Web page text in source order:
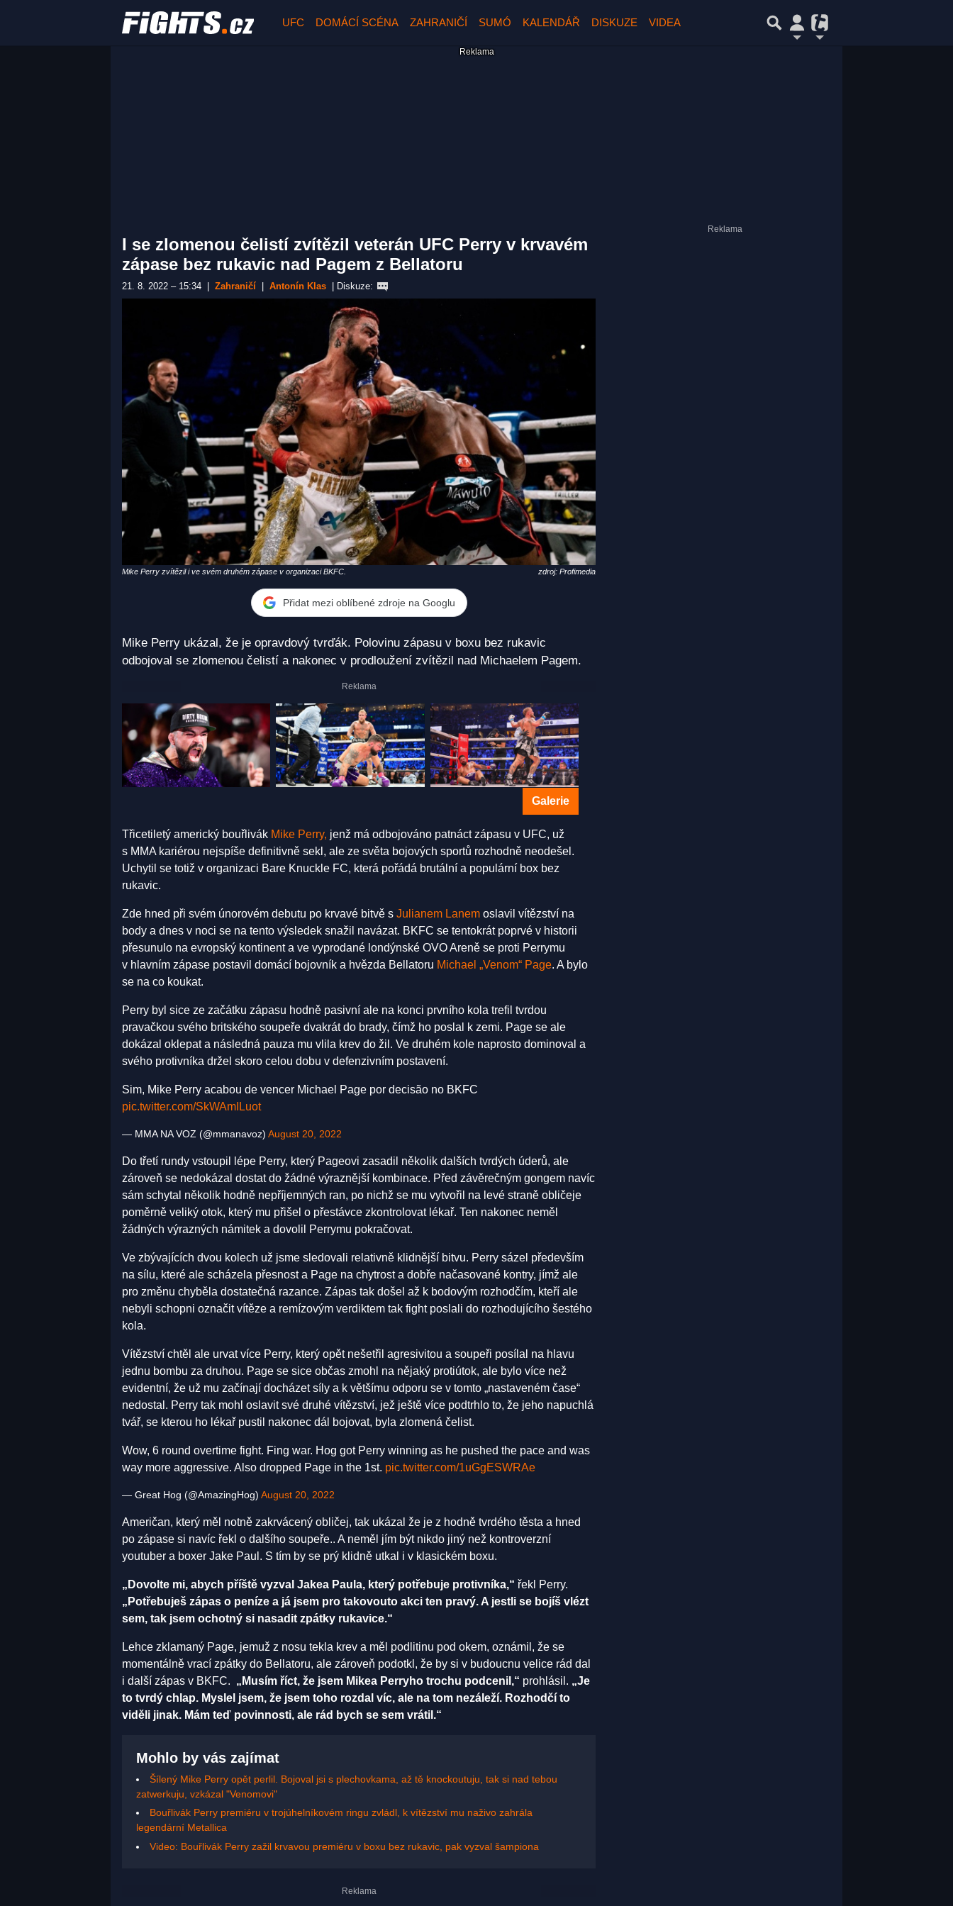
UFC DOMÁCÍ SCÉNA ZAHRANIČÍ SUMÓ KALENDÁŘ DISKUZE VIDEA
I se zlomenou čelistí zvítězil veterán UFC Perry v krvavém
zápase bez rukavic nad Pagem z Bellatoru
21. 8. 2022 – 15:34 Zahraničí Antonín Klas Diskuze:
Mike Perry zvítězil i ve svém druhém zápase v organizaci BKFC. zdroj: Profimedia
Přidat mezi oblíbené zdroje na Googlu
Mike Perry ukázal, že je opravdový tvrďák. Polovinu zápasu v boxu bez rukavic
odbojoval se zlomenou čelistí a nakonec v prodloužení zvítězil nad Michaelem Pagem.
Galerie
Třicetiletý americký bouřlivák Mike Perry, jenž má odbojováno patnáct zápasu v UFC, už
s MMA kariérou nejspíše definitivně sekl, ale ze světa bojových sportů rozhodně neodešel.
Uchytil se totiž v organizaci Bare Knuckle FC, která pořádá brutální a populární box bez
rukavic.
Zde hned při svém únorovém debutu po krvavé bitvě s Julianem Lanem oslavil vítězství na
body a dnes v noci se na tento výsledek snažil navázat. BKFC se tentokrát poprvé v historii
přesunulo na evropský kontinent a ve vyprodané londýnské OVO Areně se proti Perrymu
v hlavním zápase postavil domácí bojovník a hvězda Bellatoru Michael „Venom“ Page. A bylo
se na co koukat.
Perry byl sice ze začátku zápasu hodně pasivní ale na konci prvního kola trefil tvrdou
pravačkou svého britského soupeře dvakrát do brady, čímž ho poslal k zemi. Page se ale
dokázal oklepat a následná pauza mu vlila krev do žil. Ve druhém kole naprosto dominoval a
svého protivníka držel skoro celou dobu v defenzivním postavení.
Sim, Mike Perry acabou de vencer Michael Page por decisão no BKFC
pic.twitter.com/SkWAmILuot
— MMA NA VOZ (@mmanavoz) August 20, 2022
Do třetí rundy vstoupil lépe Perry, který Pageovi zasadil několik dalších tvrdých úderů, ale
zároveň se nedokázal dostat do žádné výraznější kombinace. Před závěrečným gongem navíc
sám schytal několik hodně nepříjemných ran, po nichž se mu vytvořil na levé straně obličeje
poměrně veliký otok, který mu přišel o přestávce zkontrolovat lékař. Ten nakonec neměl
žádných výrazných námitek a dovolil Perrymu pokračovat.
Ve zbývajících dvou kolech už jsme sledovali relativně klidnější bitvu. Perry sázel především
na sílu, které ale scházela přesnost a Page na chytrost a dobře načasované kontry, jímž ale
pro změnu chyběla dostatečná razance. Zápas tak došel až k bodovým rozhodčím, kteří ale
nebyli schopni označit vítěze a remízovým verdiktem tak fight poslali do rozhodujícího šestého
kola.
Vítězství chtěl ale urvat více Perry, který opět nešetřil agresivitou a soupeři posílal na hlavu
jednu bombu za druhou. Page se sice občas zmohl na nějaký protiútok, ale bylo více než
evidentní, že už mu začínají docházet síly a k většímu odporu se v tomto „nastaveném čase“
nedostal. Perry tak mohl oslavit své druhé vítězství, jež ještě více podtrhlo to, že jeho napuchlá
tvář, se kterou ho lékař pustil nakonec dál bojovat, byla zlomená čelist.
Wow, 6 round overtime fight. Fing war. Hog got Perry winning as he pushed the pace and was
way more aggressive. Also dropped Page in the 1st. pic.twitter.com/1uGgESWRAe
— Great Hog (@AmazingHog) August 20, 2022
Američan, který měl notně zakrvácený obličej, tak ukázal že je z hodně tvrdého těsta a hned
po zápase si navíc řekl o dalšího soupeře.. A neměl jím být nikdo jiný než kontroverzní
youtuber a boxer Jake Paul. S tím by se prý klidně utkal i v klasickém boxu.
„Dovolte mi, abych příště vyzval Jakea Paula, který potřebuje protivníka,“ řekl Perry.
„Potřebuješ zápas o peníze a já jsem pro takovouto akci ten pravý. A jestli se bojíš vlézt
sem, tak jsem ochotný si nasadit zpátky rukavice.“
Lehce zklamaný Page, jemuž z nosu tekla krev a měl podlitinu pod okem, oznámil, že se
momentálně vrací zpátky do Bellatoru, ale zároveň podotkl, že by si v budoucnu velice rád dal
i další zápas v BKFC. „Musím říct, že jsem Mikea Perryho trochu podcenil,“ prohlásil. „Je
to tvrdý chlap. Myslel jsem, že jsem toho rozdal víc, ale na tom nezáleží. Rozhodčí to
viděli jinak. Mám teď povinnosti, ale rád bych se sem vrátil.“
Mohlo by vás zajímat
Šílený Mike Perry opět perlil. Bojoval jsi s plechovkama, až tě knockoutuju, tak si nad tebou
zatwerkuju, vzkázal "Venomovi"
Bouřlivák Perry premiéru v trojúhelníkovém ringu zvládl, k vítězství mu naživo zahrála
legendární Metallica
Video: Bouřlivák Perry zažil krvavou premiéru v boxu bez rukavic, pak vyzval šampiona